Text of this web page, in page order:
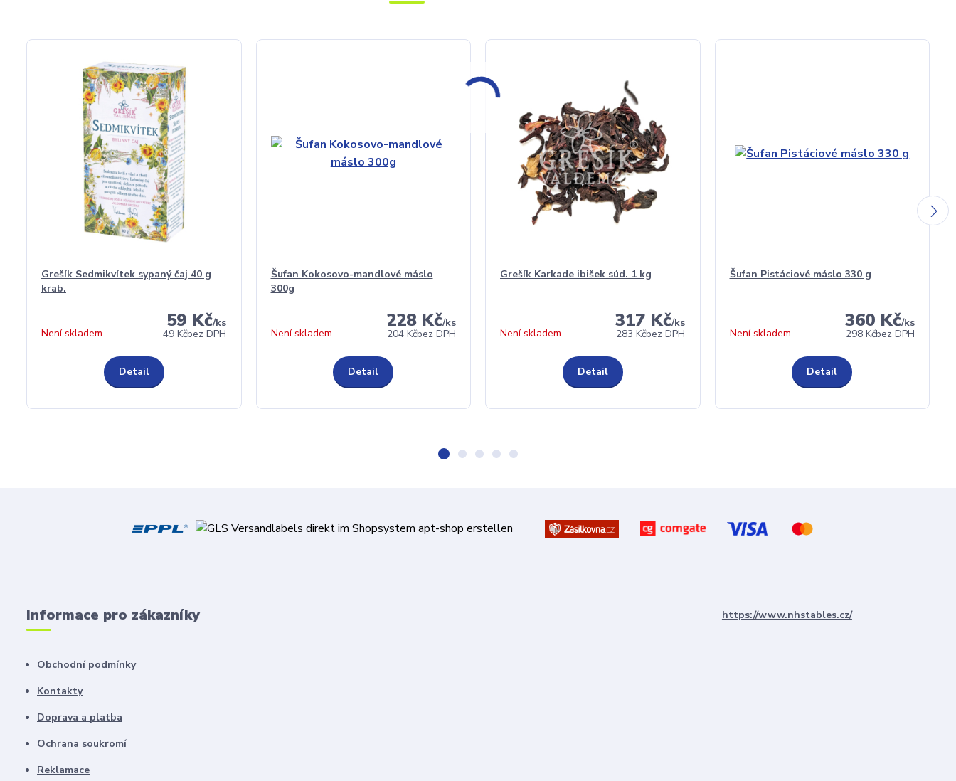
Grešík Sedmikvítek sypaný čaj 40 g
krab.
59 Kč/ks
49 Kčbez DPH
Není skladem
Detail
Šufan Kokosovo-mandlové máslo
300g
228 Kč/ks
204 Kčbez DPH
Není skladem
Detail
Grešík Karkade ibišek súd. 1 kg
317 Kč/ks
283 Kčbez DPH
Není skladem
Detail
Šufan Pistáciové máslo 330 g
360 Kč/ks
298 Kčbez DPH
Není skladem
Detail
Informace pro zákazníky
Obchodní podmínky
Kontakty
Doprava a platba
Ochrana soukromí
Reklamace
https://www.nhstables.cz/